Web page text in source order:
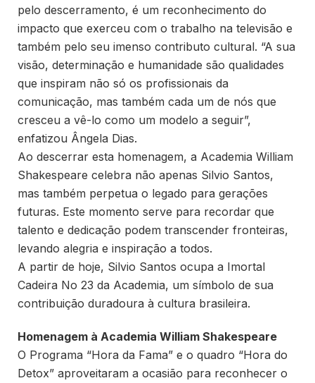
pelo descerramento, é um reconhecimento do
impacto que exerceu com o trabalho na televisão e
também pelo seu imenso contributo cultural. “A sua
visão, determinação e humanidade são qualidades
que inspiram não só os profissionais da
comunicação, mas também cada um de nós que
cresceu a vê-lo como um modelo a seguir”,
enfatizou Ângela Dias.
Ao descerrar esta homenagem, a Academia William
Shakespeare celebra não apenas Silvio Santos,
mas também perpetua o legado para gerações
futuras. Este momento serve para recordar que
talento e dedicação podem transcender fronteiras,
levando alegria e inspiração a todos.
A partir de hoje, Silvio Santos ocupa a Imortal
Cadeira No 23 da Academia, um símbolo de sua
contribuição duradoura à cultura brasileira.
Homenagem à Academia William Shakespeare
O Programa “Hora da Fama” e o quadro “Hora do
Detox” aproveitaram a ocasião para reconhecer o